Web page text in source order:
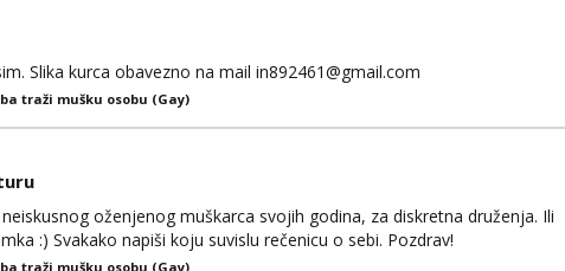
Slika kurca obavezno na mail in892461@gmail.com
traži mušku osobu (Gay)
oženjenog muškarca svojih godina, za diskretna druženja. Ili
:) Svakako napiši koju suvislu rečenicu o sebi. Pozdrav!
traži mušku osobu (Gay)